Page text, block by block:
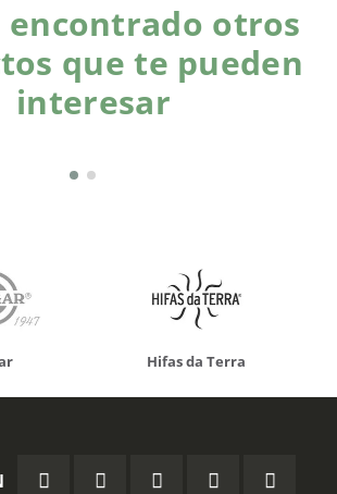
encontrado otros
que te pueden
interesar
Hifas da Terra